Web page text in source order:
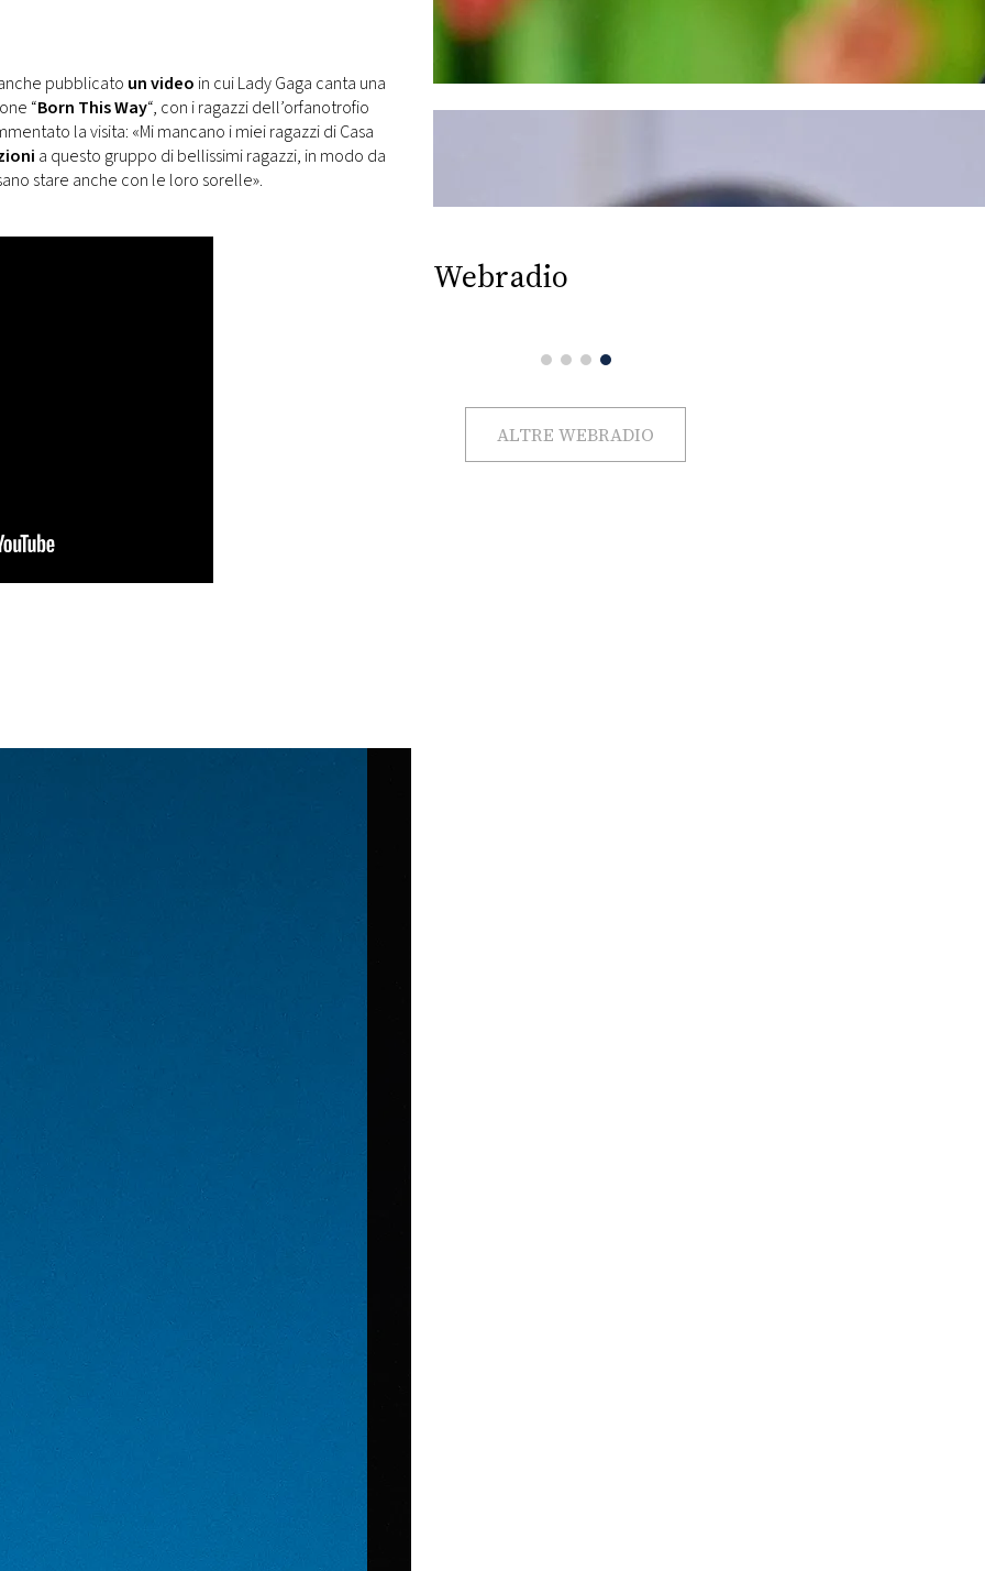
pubblicato un video in cui Lady Gaga canta una
“Born This Way“, con i ragazzi dell’orfanotrofio
la visita: «Mi mancano i miei ragazzi di Casa
a questo gruppo di bellissimi ragazzi, in modo da
stare anche con le loro sorelle».
Webradio
ALTRE WEBRADIO